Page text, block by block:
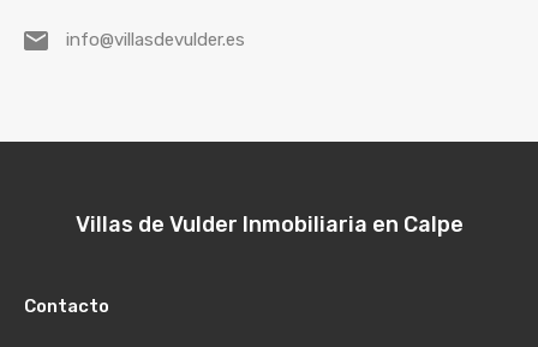
info@villasdevulder.es
Villas de Vulder Inmobiliaria en Calpe
Contacto